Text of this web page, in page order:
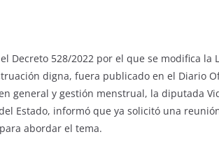
Decreto 528/2022 por el que se modifica la
digna, fuera publicado en el Diario
general y gestión menstrual, la diputada
Estado, informó que ya solicitó una
abordar el tema.